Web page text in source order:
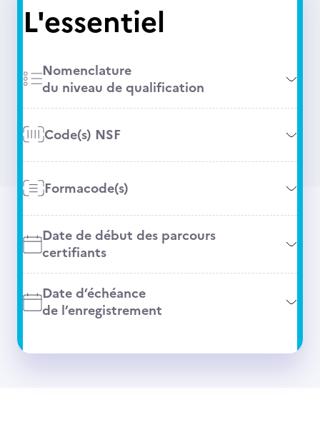
L'essentiel
Nomenclature
du niveau de qualification
Code(s) NSF
Formacode(s)
Date de début des parcours
certifiants
Date d’échéance
de l’enregistrement